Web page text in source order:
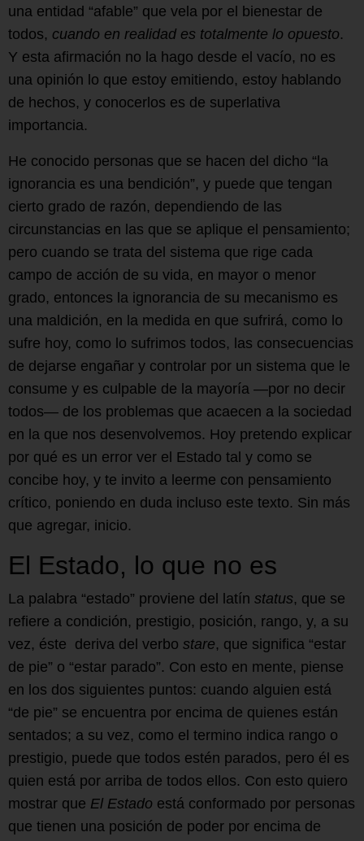
una entidad “afable” que vela por el bienestar de
todos, cuando en realidad es totalmente lo opuesto.
Y esta afirmación no la hago desde el vacío, no es
una opinión lo que estoy emitiendo, estoy hablando
de hechos, y conocerlos es de superlativa
importancia.
He conocido personas que se hacen del dicho “la
ignorancia es una bendición”, y puede que tengan
cierto grado de razón, dependiendo de las
circunstancias en las que se aplique el pensamiento;
pero cuando se trata del sistema que rige cada
campo de acción de su vida, en mayor o menor
grado, entonces la ignorancia de su mecanismo es
una maldición, en la medida en que sufrirá, como lo
sufre hoy, como lo sufrimos todos, las consecuencias
de dejarse engañar y controlar por un sistema que le
consume y es culpable de la mayoría —por no decir
todos— de los problemas que acaecen a la sociedad
en la que nos desenvolvemos. Hoy pretendo explicar
por qué es un error ver el Estado tal y como se
concibe hoy, y te invito a leerme con pensamiento
crítico, poniendo en duda incluso este texto. Sin más
que agregar, inicio.
El Estado, lo que no es
La palabra “estado” proviene del latín status, que se
refiere a condición, prestigio, posición, rango, y, a su
vez, éste deriva del verbo stare, que significa “estar
de pie” o “estar parado”. Con esto en mente, piense
en los dos siguientes puntos: cuando alguien está
“de pie” se encuentra por encima de quienes están
sentados; a su vez, como el termino indica rango o
prestigio, puede que todos estén parados, pero él es
quien está por arriba de todos ellos. Con esto quiero
mostrar que El Estado está conformado por personas
que tienen una posición de poder por encima de